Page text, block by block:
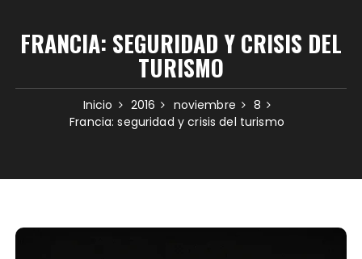
FRANCIA: SEGURIDAD Y CRISIS DEL
TURISMO
Inicio 2016 noviembre
8
Francia: seguridad y crisis del turismo